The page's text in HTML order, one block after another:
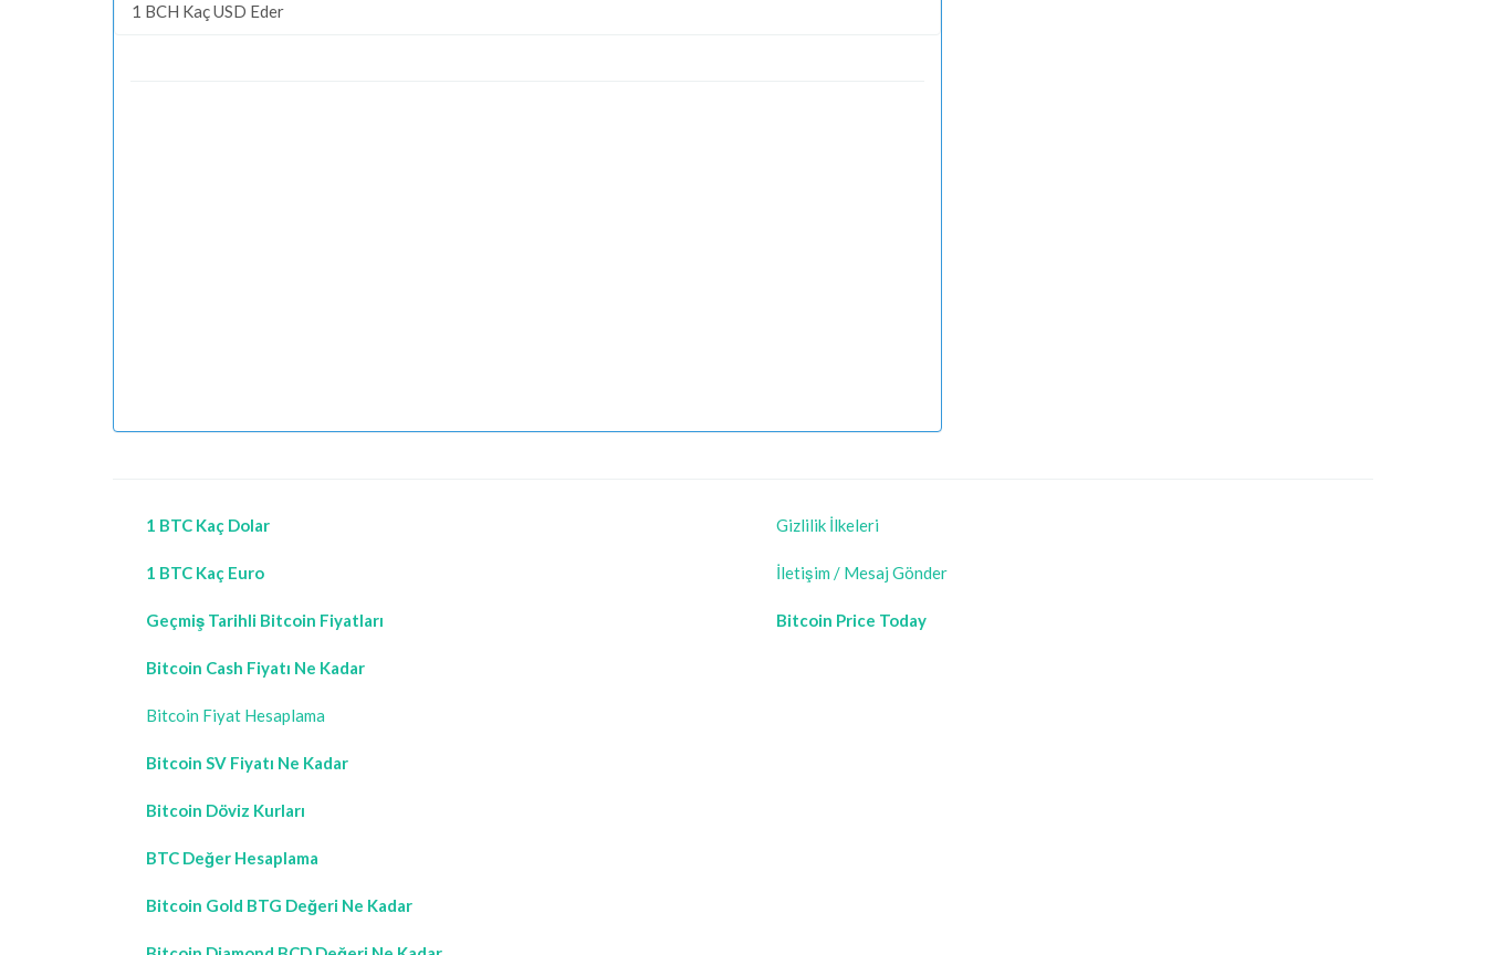
1 BCH Kaç USD Eder
1 BTC Kaç Dolar
1 BTC Kaç Euro
Geçmiş Tarihli Bitcoin Fiyatları
Bitcoin Cash Fiyatı Ne Kadar
Bitcoin Fiyat Hesaplama
Bitcoin SV Fiyatı Ne Kadar
Bitcoin Döviz Kurları
BTC Değer Hesaplama
Bitcoin Gold BTG Değeri Ne Kadar
Gizlilik İlkeleri
İletişim / Mesaj Gönder
Bitcoin Price Today